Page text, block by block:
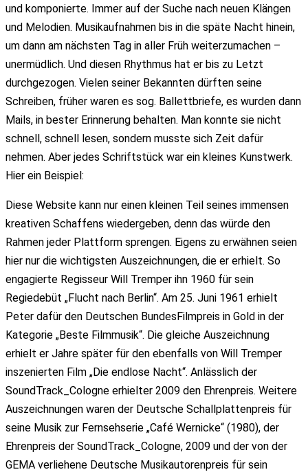
und komponierte. Immer auf der Suche nach neuen Klängen
und Melodien. Musikaufnahmen bis in die späte Nacht hinein,
um dann am nächsten Tag in aller Früh weiterzumachen –
unermüdlich. Und diesen Rhythmus hat er bis zu Letzt
durchgezogen. Vielen seiner Bekannten dürften seine
Schreiben, früher waren es sog. Ballettbriefe, es wurden dann
Mails, in bester Erinnerung behalten. Man konnte sie nicht
schnell, schnell lesen, sondern musste sich Zeit dafür
nehmen. Aber jedes Schriftstück war ein kleines Kunstwerk.
Hier ein Beispiel:
Diese Website kann nur einen kleinen Teil seines immensen
kreativen Schaffens wiedergeben, denn das würde den
Rahmen jeder Plattform sprengen. Eigens zu erwähnen seien
hier nur die wichtigsten Auszeichnungen, die er erhielt. So
engagierte Regisseur Will Tremper ihn 1960 für sein
Regiedebüt „Flucht nach Berlin“. Am 25. Juni 1961 erhielt
Peter dafür den Deutschen BundesFilmpreis in Gold in der
Kategorie „Beste Filmmusik“. Die gleiche Auszeichnung
erhielt er Jahre später für den ebenfalls von Will Tremper
inszenierten Film „Die endlose Nacht“. Anlässlich der
SoundTrack_Cologne erhielter 2009 den Ehrenpreis. Weitere
Auszeichnungen waren der Deutsche Schallplattenpreis für
seine Musik zur Fernsehserie „Café Wernicke“ (1980), der
Ehrenpreis der SoundTrack_Cologne, 2009 und der von der
GEMA verliehene Deutsche Musikautorenpreis für sein